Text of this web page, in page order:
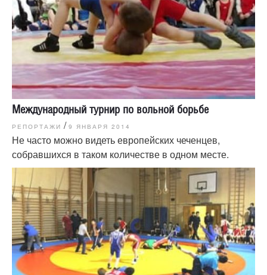
Международный турнир по вольной борьбе
РЕПОРТАЖИ / 9 ЯНВАРЯ 2014
Не часто можно видеть европейских чеченцев,
собравшихся в таком количестве в одном месте.